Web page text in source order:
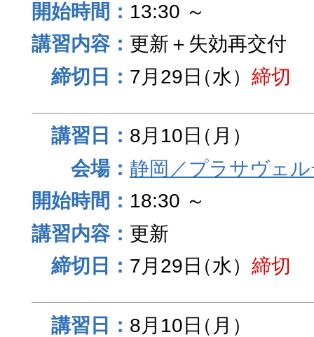
13:30 ～
更新＋失効再交付
7月29日（水） 締切
8月10日（月）
静岡／プラサヴェ
18:30 ～
更新
7月29日（水） 締切
8月10日（月）